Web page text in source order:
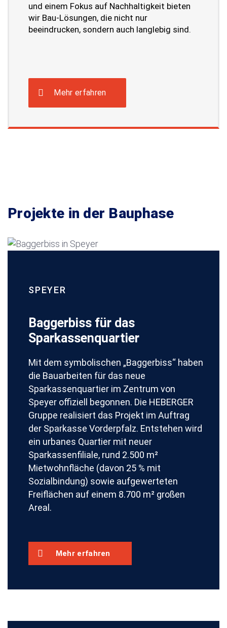
und einem Fokus auf Nachhaltigkeit bieten
wir Bau-Lösungen, die nicht nur
beeindrucken, sondern auch langlebig sind.
Mehr erfahren
Projekte in der Bauphase
SPEYER
Baggerbiss für das
Sparkassenquartier
Mit dem symbolischen „Baggerbiss“ haben
die Bauarbeiten für das neue
Sparkassenquartier im Zentrum von
Speyer offiziell begonnen. Die HEBERGER
Gruppe realisiert das Projekt im Auftrag
der Sparkasse Vorderpfalz. Entstehen wird
ein urbanes Quartier mit neuer
Sparkassenfiliale, rund 2.500 m²
Mietwohnfläche (davon 25 % mit
Sozialbindung) sowie aufgewerteten
Freiflächen auf einem 8.700 m² großen
Areal.
Mehr erfahren